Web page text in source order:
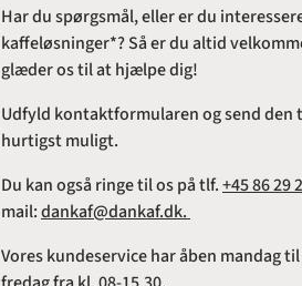
Har du spørgsmål, eller er du
kaffeløsninger*? Så er du altid
glæder os til at hjælpe dig!
Udfyld kontaktformularen og send den
hurtigst muligt.
Du kan også ringe til os på tlf.+45 86 29
mail:dankaf@dankaf.dk.
Vores kundeservice har åben mandag